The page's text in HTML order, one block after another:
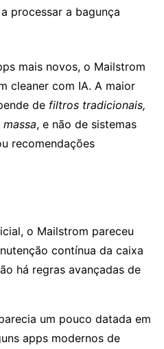
processar a bagunça
mais novos, o Mailstrom
cleaner com IA. A maior
de filtros tradicionais,
, e não de sistemas
recomendações
o Mailstrom pareceu
contínua da caixa
há regras avançadas de
um pouco datada em
apps modernos de